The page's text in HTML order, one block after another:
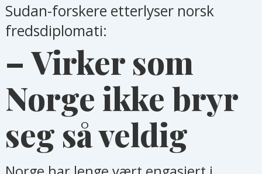
Sudan-forskere etterlyser norsk
fredsdiplomati:
– Virker som
Norge ikke bryr
seg så veldig